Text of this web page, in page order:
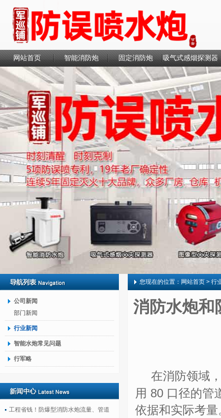
网站首页 智能消防炮 固定消防炮 吸气式感烟探测器
联系我们
公司新闻
部门新闻
行业新闻
智能水炮常见问题
行军略
工程省钱！防爆型消防水炮流量、管道
您现在的位置： 网站首页 > 行
消防水炮和
在消防领域
用 80 口径的管
依据和实际考